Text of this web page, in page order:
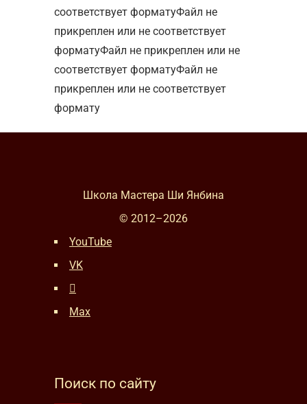
соответствует форматуФайл не
прикреплен или не соответствует
форматуФайл не прикреплен или не
соответствует форматуФайл не
прикреплен или не соответствует
формату
Школа Мастера Ши Янбина
© 2012–2026
YouTube
VK
Max
Поиск по сайту